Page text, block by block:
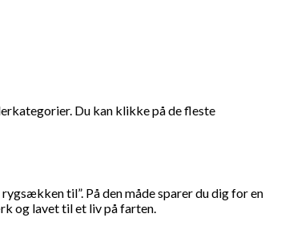
Du kan klikke på de fleste
til”. På den måde sparer du dig for en
og lavet til et liv på farten.